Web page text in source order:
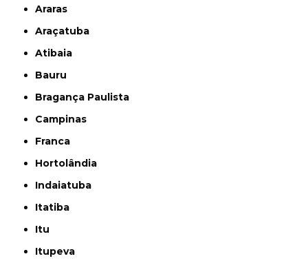
Araras
Araçatuba
Atibaia
Bauru
Bragança Paulista
Campinas
Franca
Hortolândia
Indaiatuba
Itatiba
Itu
Itupeva